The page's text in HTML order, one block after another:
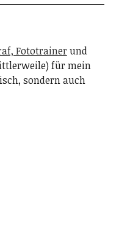
Fototrainer und
für mein
sondern auch